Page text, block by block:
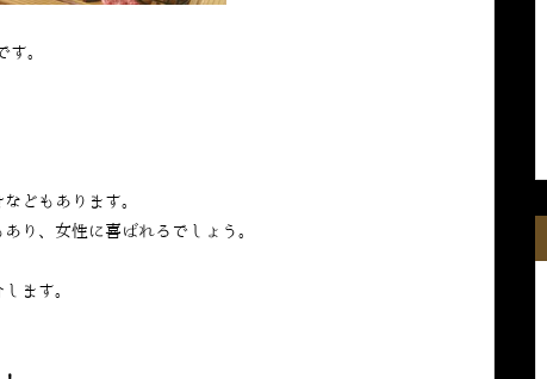
。
どもあります。
り、女性に喜ばれるでしょう。
ます。